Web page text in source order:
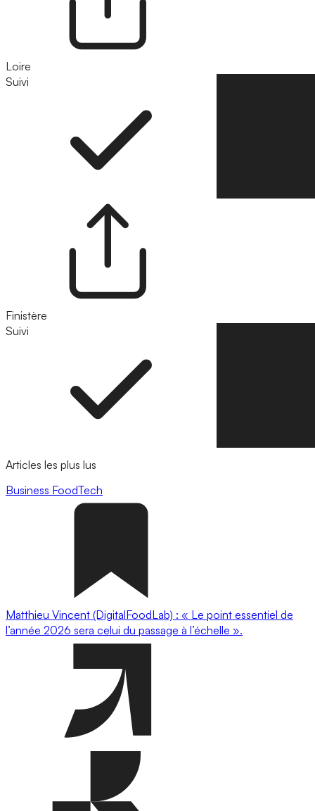
Loire
Suivi
Finistère
Suivi
Articles les plus lus
Business FoodTech
Matthieu Vincent (DigitalFoodLab) : « Le point essentiel de
l’année 2026 sera celui du passage à l’échelle ».